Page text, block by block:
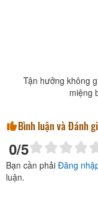
Tận hưởng không
miệng
Bình luận và Đánh
0/5
Bạn cần phải Đăng
luận.